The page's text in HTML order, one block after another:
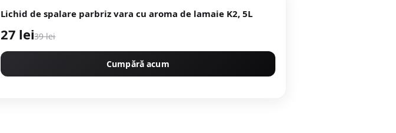
Lichid de spalare parbriz vara cu aroma de lamaie K2, 5L
27 lei39 lei
Cumpără acum